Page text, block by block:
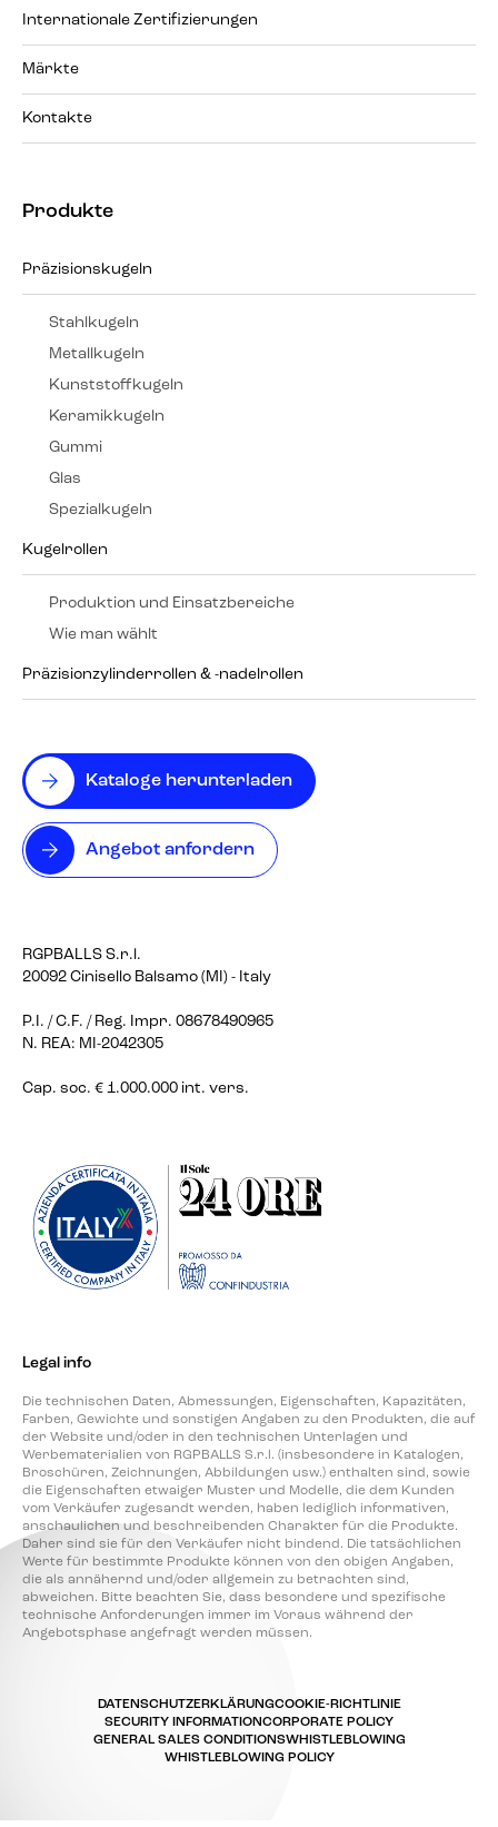
Kataloge herunterladen
Angebot anfordern
RGPBALLS S.r.l.
20092 Cinisello Balsamo (MI) - Italy
P.I. / C.F. / Reg. Impr. 08678490965
N. REA: MI-2042305
Cap. soc. € 1.000.000 int. vers.
Internationale Zertifizierungen
Märkte
Kontakte
Produkte
Präzisionskugeln
Stahlkugeln
Metallkugeln
Kunststoffkugeln
Keramikkugeln
Gummi
Glas
Spezialkugeln
Kugelrollen
Produktion und Einsatzbereiche
Wie man wählt
Präzisionzylinderrollen & -nadelrollen
Legal info
Die technischen Daten, Abmessungen, Eigenschaften, Kapazitäten,
Farben, Gewichte und sonstigen Angaben zu den Produkten, die auf
der Website und/oder in den technischen Unterlagen und
Werbematerialien von RGPBALLS S.r.l. (insbesondere in Katalogen,
Broschüren, Zeichnungen, Abbildungen usw.) enthalten sind, sowie
die Eigenschaften etwaiger Muster und Modelle, die dem Kunden
vom Verkäufer zugesandt werden, haben lediglich informativen,
anschaulichen und beschreibenden Charakter für die Produkte.
Daher sind sie für den Verkäufer nicht bindend. Die tatsächlichen
Werte für bestimmte Produkte können von den obigen Angaben,
die als annähernd und/oder allgemein zu betrachten sind,
abweichen. Bitte beachten Sie, dass besondere und spezifische
technische Anforderungen immer im Voraus während der
Angebotsphase angefragt werden müssen.
DATENSCHUTZERKLÄRUNGCOOKIE-RICHTLINIE
SECURITY INFORMATIONCORPORATE POLICY
GENERAL SALES CONDITIONSWHISTLEBLOWING
WHISTLEBLOWING POLICY